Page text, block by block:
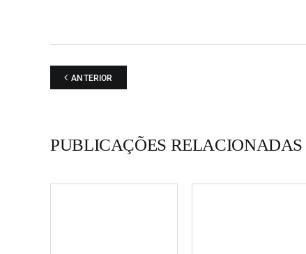
ANTERIOR
PUBLICAÇÕES RELACIONADAS